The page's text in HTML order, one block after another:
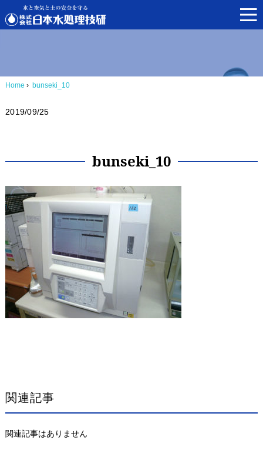
Home › bunseki_10
2019/09/25
bunseki_10
関連記事
関連記事はありません